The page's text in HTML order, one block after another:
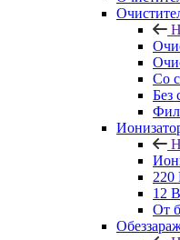
Cо
Без
220
12 В
От